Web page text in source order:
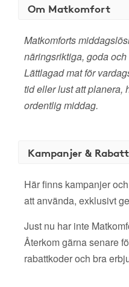
Om Matkomfort
Matkomforts
näringsriktiga, goda
Lättlagad mat för
tid eller lust att planera,
ordentlig middag.
Kampanjer &
Här finns kampanjer
att använda, exklusivt
Just nu har inte
Återkom gärna senare
rabattkoder och bra